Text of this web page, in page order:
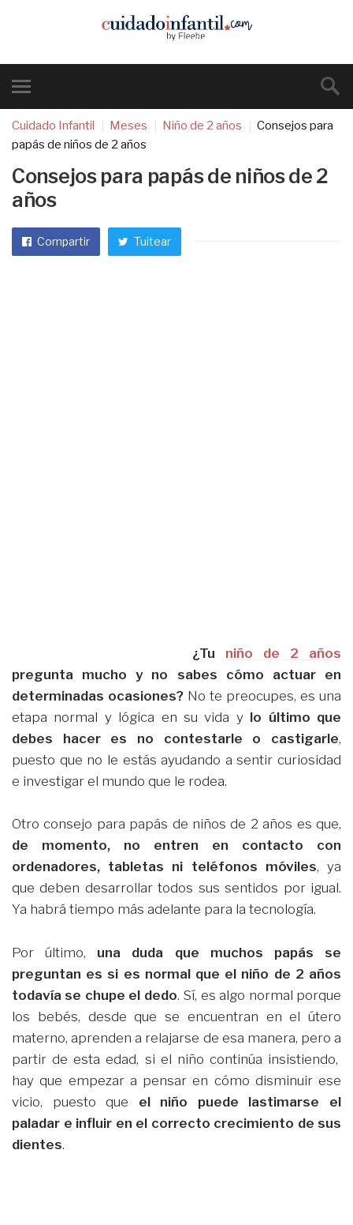
Cuidado Infantil Meses Niño de 2 años
Consejos para
papás de niños de 2 años
Consejos para papás de niños de 2
años
Compartir Tuitear
¿Tu niño de 2 años
pregunta mucho y no sabes cómo actuar en
determinadas ocasiones? No te preocupes, es una
etapa normal y lógica en su vida y lo último que
debes hacer es no contestarle o castigarle,
puesto que no le estás ayudando a sentir curiosidad
e investigar el mundo que le rodea.
Otro consejo para papás de niños de 2 años es que,
de momento, no entren en contacto con
ordenadores, tabletas ni teléfonos móviles, ya
que deben desarrollar todos sus sentidos por igual.
Ya habrá tiempo más adelante para la tecnología.
Por último, una duda que muchos papás se
preguntan es si es normal que el niño de 2 años
todavía se chupe el dedo. Sí, es algo normal porque
los bebés, desde que se encuentran en el útero
materno, aprenden a relajarse de esa manera, pero a
partir de esta edad, si el niño continúa insistiendo,
hay que empezar a pensar en cómo disminuir ese
vicio, puesto que el niño puede lastimarse el
paladar e influir en el correcto crecimiento de sus
dientes.